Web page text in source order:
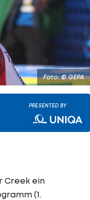
Foto: © GEPA
PRESENTED BY
Creek ein
(1.